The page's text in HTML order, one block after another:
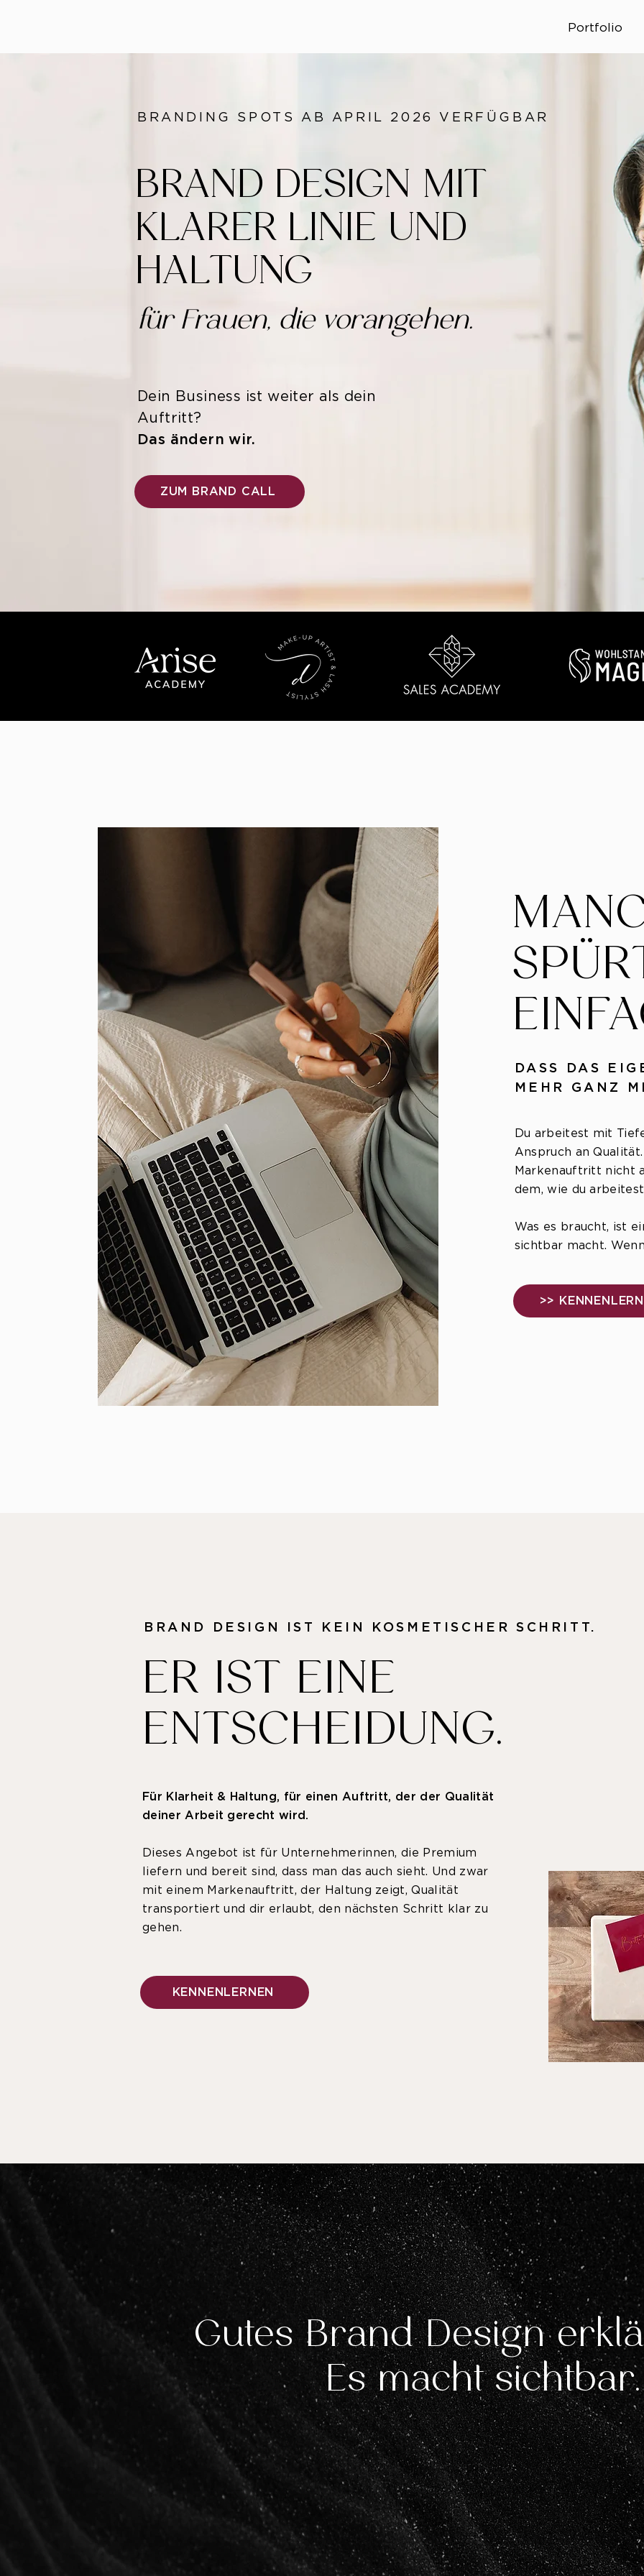
Portfolio
BRANDING SPOTS AB APRIL 2026 VERFÜGBAR
BRAND DESIGN MIT
KLARER LINIE UND
HALTUNG
für Frauen, die vorangehen.
Dein Business ist weiter als dein
Auftritt?
Das ändern wir.
ZUM BRAND CALL
DASS DAS
MEHR GANZ
Du arbeitest mit
Anspruch an
Markenauftritt nicht
dem, wie du
Was es braucht, ist
sichtbar macht.
>>
BRAND DESIGN IST KEIN KOSMETISCHER SCHRITT.
ER IST EINE
ENTSCHEIDUNG.
Für Klarheit & Haltung, für einen Auftritt, der der Qualität
deiner Arbeit gerecht wird.
Dieses Angebot ist für Unternehmerinnen, die Premium
liefern und bereit sind, dass man das auch sieht. Und zwar
mit einem Markenauftritt, der Haltung zeigt, Qualität
transportiert und dir erlaubt, den nächsten Schritt klar zu
gehen.
KENNENLERNEN
Gutes Brand Design
Es macht sichtbar.